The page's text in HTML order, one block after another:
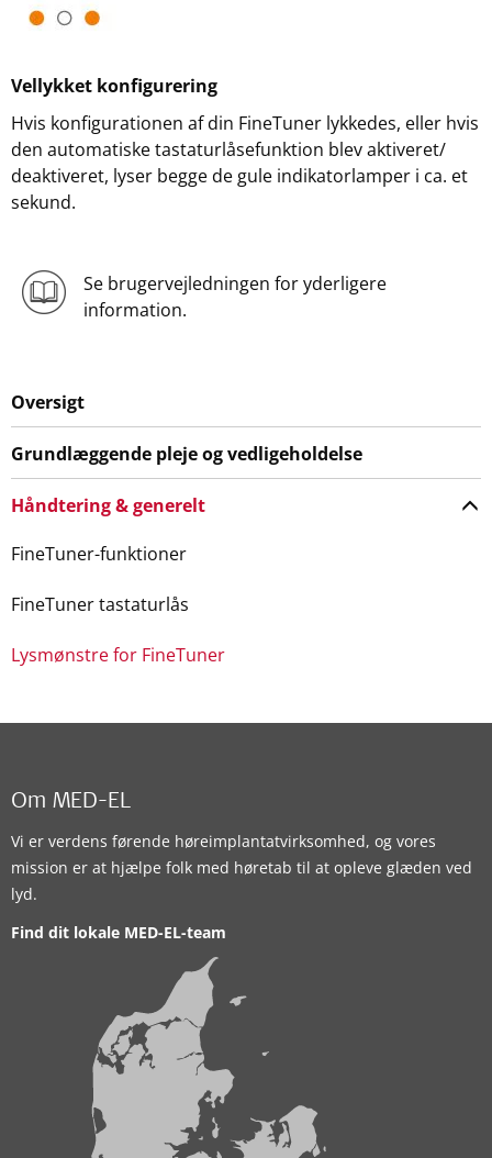
Vellykket konfigurering
Hvis konfigurationen af din FineTuner lykkedes, eller hvis
den automatiske tastaturlåsefunktion blev aktiveret/
deaktiveret, lyser begge de gule indikatorlamper i ca. et
sekund.
Se brugervejledningen for yderligere
information.
Oversigt
Grundlæggende pleje og vedligeholdelse
Håndtering & generelt
FineTuner-funktioner
FineTuner tastaturlås
Lysmønstre for FineTuner
Om MED-EL
Vi er verdens førende høreimplantatvirksomhed, og vores
mission er at hjælpe folk med høretab til at opleve glæden ved
lyd.
Find dit lokale MED-EL-team